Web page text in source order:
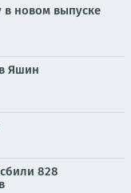
в новом выпуске
Яшин
828